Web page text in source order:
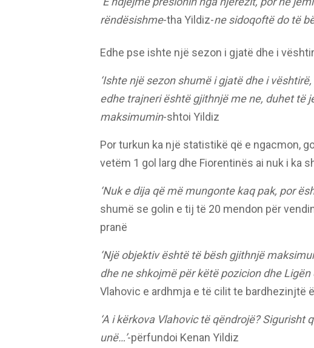
rëndësishme-tha Yildiz-ne sidoqoftë do të
Edhe pse ishte një sezon i gjatë dhe i
‘Ishte një sezon shumë i gjatë dhe i
edhe trajneri është gjithnjë me ne, duhet të
maksimumin-shtoi Yildiz
Por turkun ka një statistikë që e ngacmon,
vetëm 1 gol larg dhe Fiorentinës ai nuk i ka
‘Nuk e dija që më mungonte kaq pak, por
shumë se golin e tij të 20 mendon për
pranë
‘Një objektiv është të bësh gjithnjë
dhe ne shkojmë për këtë pozicion dhe Ligën
Vlahovic e ardhmja e të cilit te bardhezinjtë
‘A i kërkova Vlahovic të qëndrojë? Sigurisht
unë…’-përfundoi Kenan Yildiz